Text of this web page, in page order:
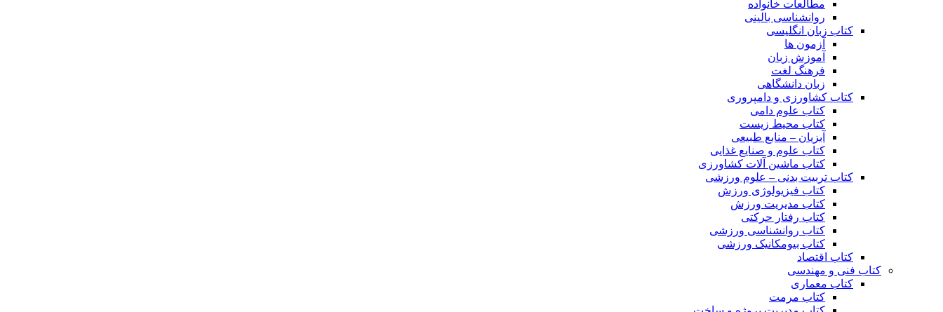
مطالعات خانواده
روانشناسی بالینی
کتاب زبان انگلیسی
آزمون ها
آموزش زبان
فرهنگ لغت
زبان دانشگاهی
کتاب کشاورزی و دامپروری
کتاب علوم دامی
کتاب محیط زیست
آبزیان – منابع طبیعی
کتاب علوم و صنایع غذایی
کتاب ماشین آلات کشاورزی
کتاب تربیت بدنی – علوم ورزشی
کتاب فیزیولوژی ورزش
کتاب مدیریت ورزش
کتاب رفتار حرکتی
کتاب روانشناسی ورزشی
کتاب بیومکانیک ورزشی
کتاب اقتصاد
کتاب فنی و مهندسی
کتاب معماری
کتاب مرمت